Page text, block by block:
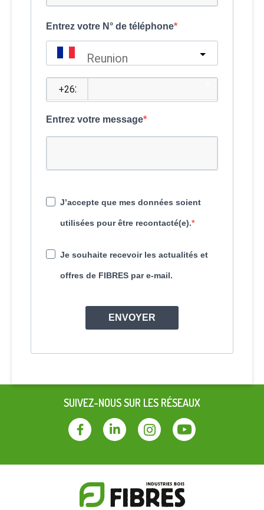
Entrez votre N° de téléphone
Reunion
Entrez votre message
J’accepte que mes données soient
utilisées pour être recontacté(e).
Je souhaite recevoir les actualités et
offres de FIBRES par e-mail.
ENVOYER
SUIVEZ-NOUS SUR LES RÉSEAUX
FacebookLinkedinInstagramYoutube